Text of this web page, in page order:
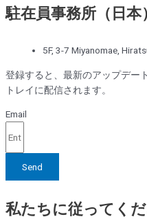
駐在員事務所（日本
5F, 3-7 Miyanomae,
登録すると、最新のアップデー
トレイに配信されます。
Email
Send
私たちに従ってく